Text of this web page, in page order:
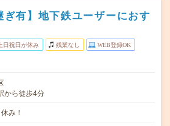
ぎ有】地下鉄ユーザーにおす
日祝日が休み 残業なし WEB登録OK
から徒歩4分
み！